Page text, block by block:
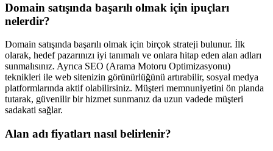
Domain satışında başarılı olmak için ipuçları
nelerdir?
Domain satışında başarılı olmak için birçok strateji bulunur. İlk
olarak, hedef pazarınızı iyi tanımalı ve onlara hitap eden alan adları
sunmalısınız. Ayrıca SEO (Arama Motoru Optimizasyonu)
teknikleri ile web sitenizin görünürlüğünü artırabilir, sosyal medya
platformlarında aktif olabilirsiniz. Müşteri memnuniyetini ön planda
tutarak, güvenilir bir hizmet sunmanız da uzun vadede müşteri
sadakati sağlar.
Alan adı fiyatları nasıl belirlenir?